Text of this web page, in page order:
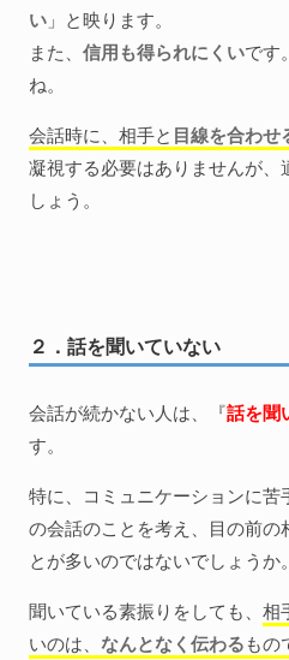
い 」と映ります。
また、 信用も得られにくいです
ね。
会話時に、相手と 目線を合わせ
凝視する必要はありませんが、
しょう。
２．話を聞いていない
会話が続かない人は、『話を聞
す。
特に、コミュニケーションに苦
の会話のことを考え、目の前の
とが多いのではないでしょうか。
聞いている素振りをしても、 相
いのは、 なんとなく伝わる もの